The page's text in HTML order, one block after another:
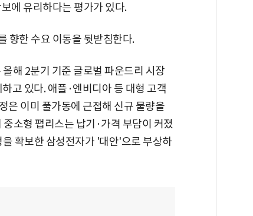
에 유리하다는 평가가 있다.
향한 수요 이동을 뒷받침한다.
해 2분기 기준 글로벌 파운드리 시장
고 있다. 애플·엔비디아 등 대형 고객
은 이미 풀가동에 근접해 신규 물량을
소형 팹리스는 납기·가격 부담이 커졌
확보한 삼성전자가 '대안'으로 부상하